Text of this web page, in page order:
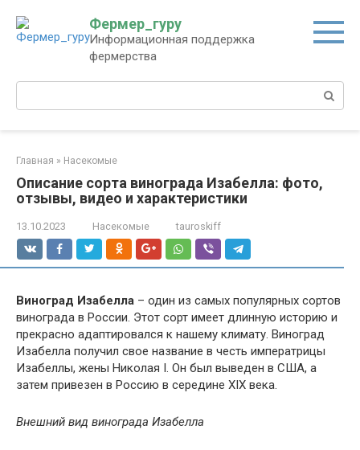
контенту
Фермер_гуру
Информационная поддержка
фермерства
Поиск:
Главная » Насекомые
Описание сорта винограда Изабелла: фото,
отзывы, видео и характеристики
13.10.2023 Насекомые tauroskiff
Виноград Изабелла – один из самых популярных сортов
винограда в России. Этот сорт имеет длинную историю и
прекрасно адаптировался к нашему климату. Виноград
Изабелла получил свое название в честь императрицы
Изабеллы, жены Николая I. Он был выведен в США, а
затем привезен в Россию в середине XIX века.
Внешний вид винограда Изабелла